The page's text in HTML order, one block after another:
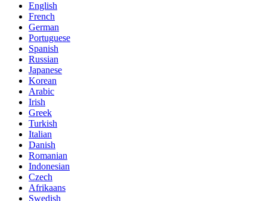
English
French
German
Portuguese
Spanish
Russian
Japanese
Korean
Arabic
Irish
Greek
Turkish
Italian
Danish
Romanian
Indonesian
Czech
Afrikaans
Swedish